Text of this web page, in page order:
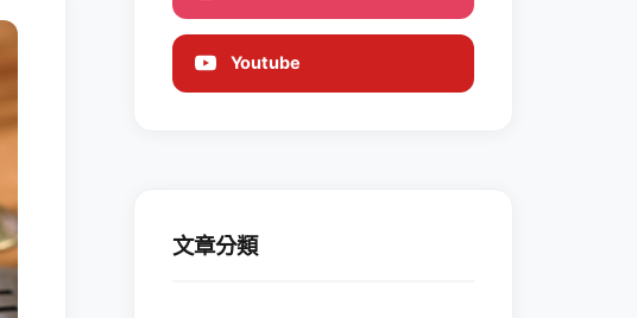
Youtube
文章分類